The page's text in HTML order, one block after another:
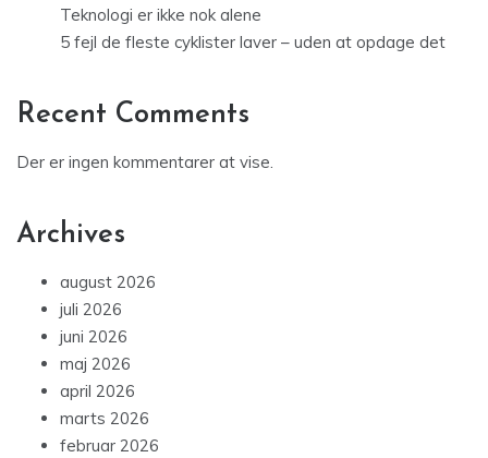
Teknologi er ikke nok alene
5 fejl de fleste cyklister laver – uden at opdage det
Recent Comments
Der er ingen kommentarer at vise.
Archives
august 2026
juli 2026
juni 2026
maj 2026
april 2026
marts 2026
februar 2026